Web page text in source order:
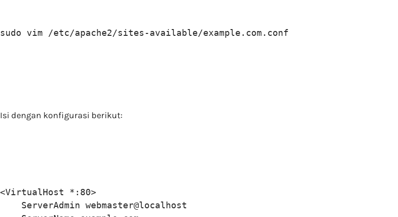
sudo vim /etc/apache2/sites-available/example.com.conf
Isi dengan konfigurasi berikut:
<VirtualHost *:80>
    ServerAdmin webmaster@localhost